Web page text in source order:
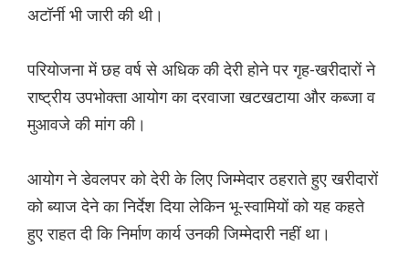
अटॉर्नी भी जारी की थी।
परियोजना में छह वर्ष से अधिक की देरी होने पर गृह-खरीदारों ने
राष्ट्रीय उपभोक्ता आयोग का दरवाजा खटखटाया और कब्जा व
मुआवजे की मांग की।
आयोग ने डेवलपर को देरी के लिए जिम्मेदार ठहराते हुए खरीदारों
को ब्याज देने का निर्देश दिया लेकिन भू-स्वामियों को यह कहते
हुए राहत दी कि निर्माण कार्य उनकी जिम्मेदारी नहीं था।